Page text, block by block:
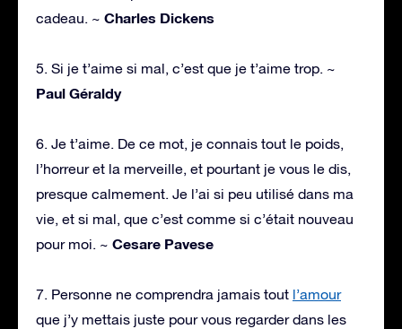
cadeau. ~ Charles Dickens
5. Si je t’aime si mal, c’est que je t’aime trop. ~
Paul Géraldy
6. Je t’aime. De ce mot, je connais tout le poids,
l’horreur et la merveille, et pourtant je vous le dis,
presque calmement. Je l’ai si peu utilisé dans ma
vie, et si mal, que c’est comme si c’était nouveau
pour moi. ~ Cesare Pavese
7. Personne ne comprendra jamais tout l’amour
que j’y mettais juste pour vous regarder dans les